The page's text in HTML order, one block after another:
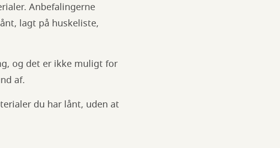
Anbefalingerne
lagt på huskeliste,
og det er ikke muligt for
af.
du har lånt, uden at